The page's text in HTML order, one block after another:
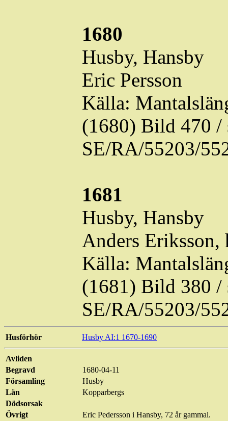
1680
Husby, Hansby
Eric Persson
Källa:
(1680) Bild 470
SE/RA/55203/
1681
Husby, Hansby
Anders Eriksson,
Källa:
(1681) Bild 380
SE/RA/55203/
Husförhör Husby AI:1 1670-1690
Avliden
Begravd
1680-04-11
Församling
Husby
Län
Kopparbergs
Dödsorsak
Övrigt
Eric Pedersson i Hansby, 72 år gammal.